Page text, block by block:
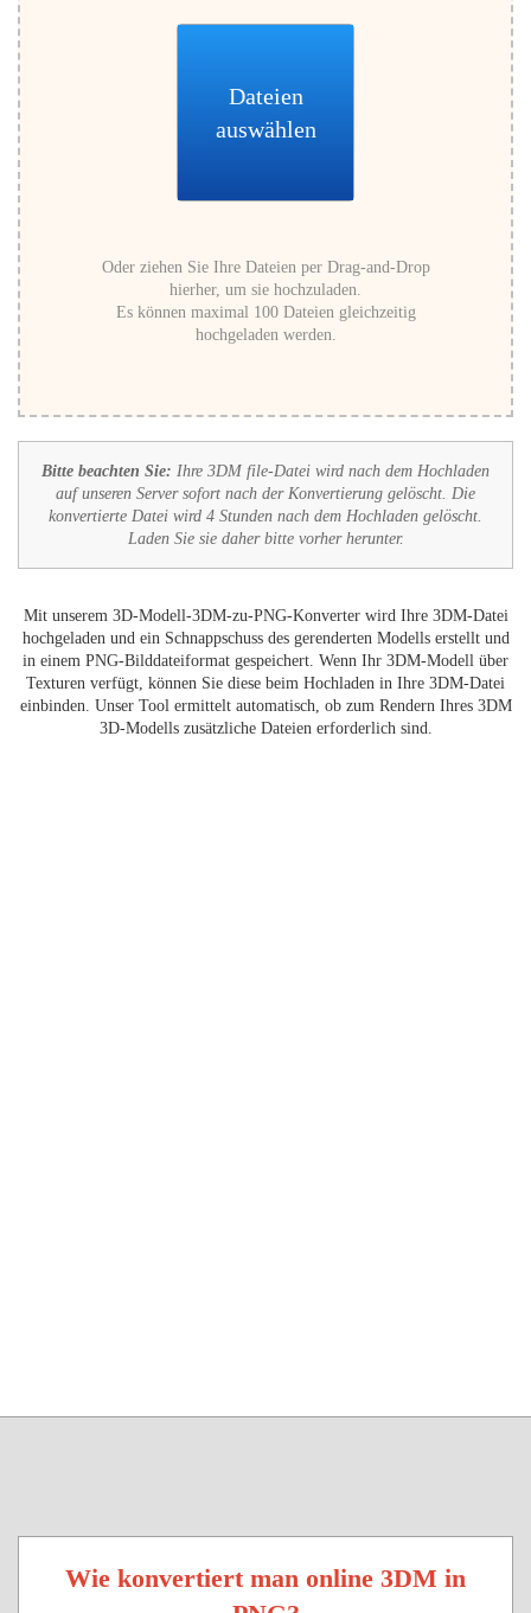
Dateien
auswählen
Oder ziehen Sie Ihre Dateien per Drag-and-Drop
hierher, um sie hochzuladen.
Es können maximal 100 Dateien gleichzeitig
hochgeladen werden.
Bitte beachten Sie: Ihre 3DM file-Datei wird nach dem Hochladen
auf unseren Server sofort nach der Konvertierung gelöscht. Die
konvertierte Datei wird 4 Stunden nach dem Hochladen gelöscht.
Laden Sie sie daher bitte vorher herunter.
Mit unserem 3D-Modell-3DM-zu-PNG-Konverter wird Ihre 3DM-Datei
hochgeladen und ein Schnappschuss des gerenderten Modells erstellt und
in einem PNG-Bilddateiformat gespeichert. Wenn Ihr 3DM-Modell über
Texturen verfügt, können Sie diese beim Hochladen in Ihre 3DM-Datei
einbinden. Unser Tool ermittelt automatisch, ob zum Rendern Ihres 3DM
3D-Modells zusätzliche Dateien erforderlich sind.
Wie konvertiert man online 3DM in